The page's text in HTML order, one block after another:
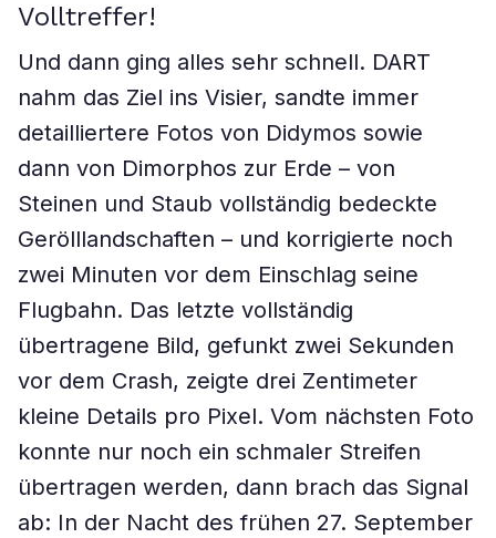
Volltreffer!
Und dann ging alles sehr schnell. DART
nahm das Ziel ins Visier, sandte immer
detailliertere Fotos von Didymos sowie
dann von Dimorphos zur Erde – von
Steinen und Staub vollständig bedeckte
Gerölllandschaften – und korrigierte noch
zwei Minuten vor dem Einschlag seine
Flugbahn. Das letzte vollständig
übertragene Bild, gefunkt zwei Sekunden
vor dem Crash, zeigte drei Zentimeter
kleine Details pro Pixel. Vom nächsten Foto
konnte nur noch ein schmaler Streifen
übertragen werden, dann brach das Signal
ab: In der Nacht des frühen 27. September